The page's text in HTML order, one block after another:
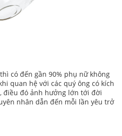
có đến gần 90% phụ nữ không
quan hệ với các quý ông có kích
điều đó ảnh hưởng lớn tới đời
nhân dẫn đến mỗi lần yêu trở